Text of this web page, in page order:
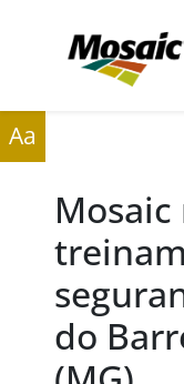
Fornecedores
Aa
Mosaic
do